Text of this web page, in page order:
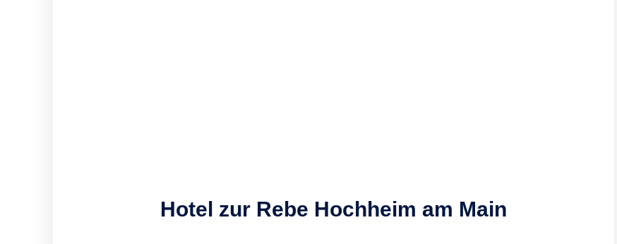
Hotel zur Rebe Hochheim am Main